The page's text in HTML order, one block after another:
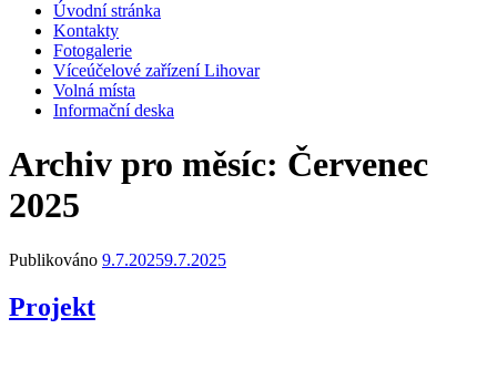
Úvodní stránka
Kontakty
Fotogalerie
Víceúčelové zařízení Lihovar
Volná místa
Informační deska
Archiv pro měsíc: Červenec
2025
Publikováno 9.7.20259.7.2025
Projekt